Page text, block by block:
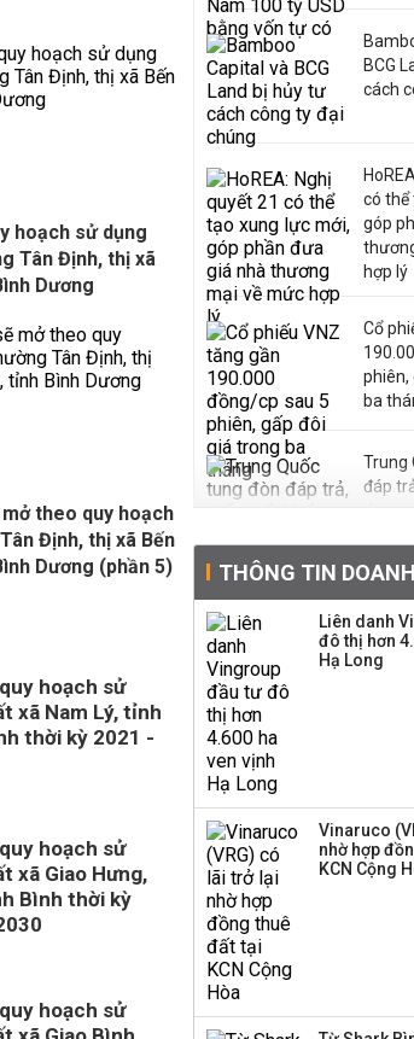
hoạch sử dụng
Tân Định, thị xã
Dương
theo quy hoạch
Định, thị xã Bến
Dương (phần 5)
hoạch sử
xã Nam Lý, tỉnh
thời kỳ 2021 -
hoạch sử
xã Giao Hưng,
Bình thời kỳ
hoạch sử
BCG
cách
có thể
góp
hợp lý
Cổ
phiên,
ba
Trung
đáp
drone
Hoá
công
tăng
trang,
Hãng
Lãi
THÔNG TIN
Liên danh
đô thị hơn
Hạ Long
Vinaruco
nhờ hợp
KCN Cộng